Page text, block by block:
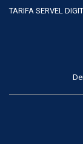
TARIFA SERVEL